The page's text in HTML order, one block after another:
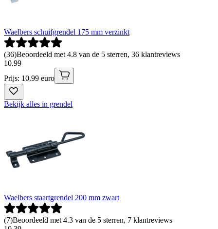
Waelbers schuifgrendel 175 mm verzinkt
(36)Beoordeeld met 4.8 van de 5 sterren, 36 klantreviews
10.99
Prijs: 10.99 euro
Bekijk alles in grendel
Waelbers staartgrendel 200 mm zwart
(7)Beoordeeld met 4.3 van de 5 sterren, 7 klantreviews